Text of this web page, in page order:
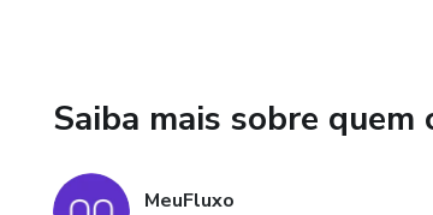
Saiba mais sobre quem
MeuFluxo